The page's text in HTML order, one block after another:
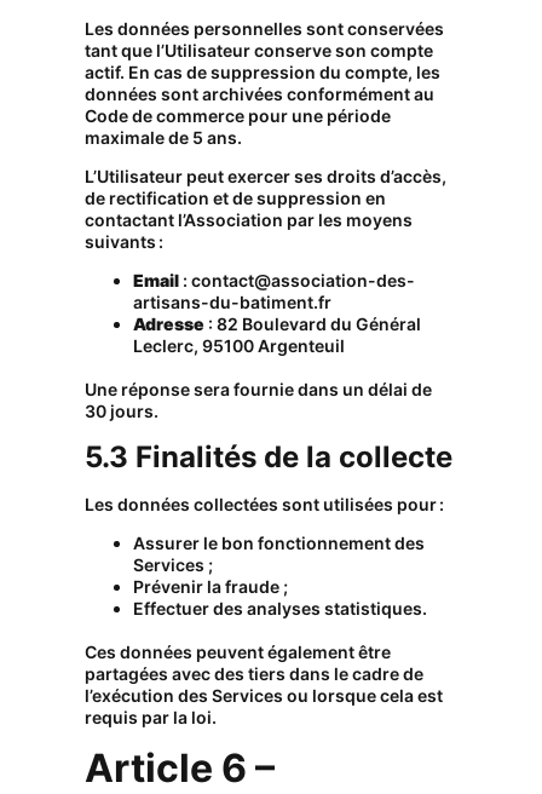
Les données personnelles sont conservées
tant que l’Utilisateur conserve son compte
actif. En cas de suppression du compte, les
données sont archivées conformément au
Code de commerce pour une période
maximale de 5 ans.
L’Utilisateur peut exercer ses droits d’accès,
de rectification et de suppression en
contactant l’Association par les moyens
suivants :
Email :contact@association-des-
artisans-du-batiment.fr
Adresse : 82 Boulevard du Général
Leclerc, 95100 Argenteuil
Une réponse sera fournie dans un délai de
30 jours.
5.3 Finalités de la collecte
Les données collectées sont utilisées pour :
Assurer le bon fonctionnement des
Services ;
Prévenir la fraude ;
Effectuer des analyses statistiques.
Ces données peuvent également être
partagées avec des tiers dans le cadre de
l’exécution des Services ou lorsque cela est
requis par la loi.
Article 6 –